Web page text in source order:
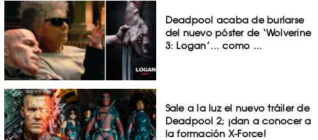
Deadpool acaba de burlarse
del nuevo póster de ‘Wolverine
3: Logan’… como ...
Sale a la luz el nuevo tráiler de
Deadpool 2; ¡dan a conocer a
la formación X-Force!